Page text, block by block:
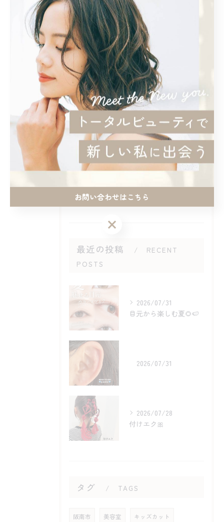
< 前のページ 一覧に戻る
カテゴリー
CATEGORIES
全てのカテゴリー
カット
カラー
頭皮ケア
まつ毛パーマ
最近の投稿
RECENT
POSTS
2026/07/31
目元から楽しむ夏🌻🍉
2026/07/31
2026/07/28
付けエク🎀
タグ TAGS
阪南市 美容室 キッズカット
お問い合わせはこちら
お問い合わせはこちら